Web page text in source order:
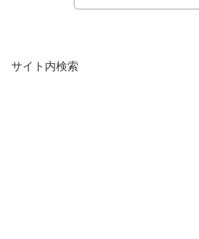
サイト内検索